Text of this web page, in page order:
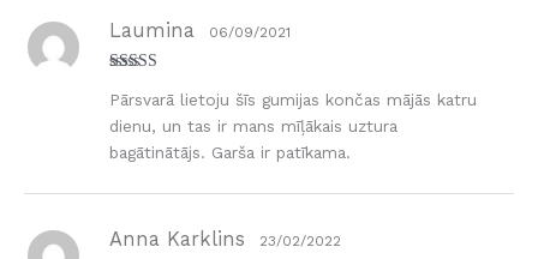
5no 5
Laumina 06/09/2021
Pārsvarā lietoju šīs gumijas končas mājās katru
dienu, un tas ir mans mīļākais uztura
bagātinātājs. Garša ir patīkama.
Anna Karklins 23/02/2022